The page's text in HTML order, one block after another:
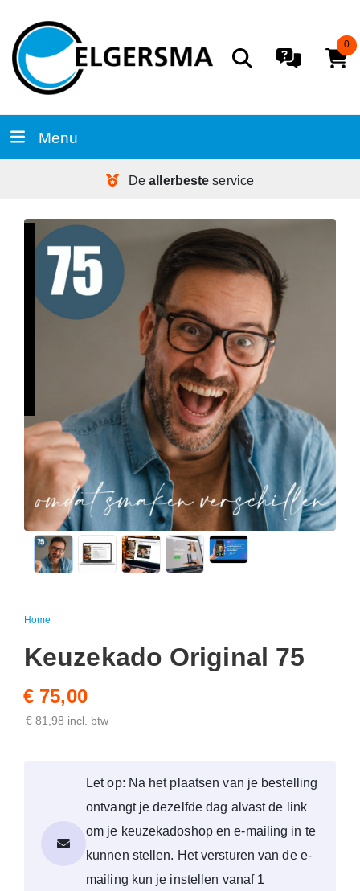
0
Menu
Deallerbeste service
Home
Keuzekado Original 75
€ 75,00
€ 81,98 incl. btw
Let op: Na het plaatsen van je bestelling
ontvangt je dezelfde dag alvast de link
om je keuzekadoshop en e-mailing in te
kunnen stellen. Het versturen van de e-
mailing kun je instellen vanaf 1